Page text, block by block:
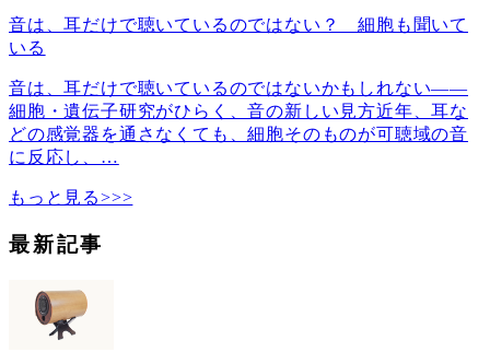
音は、耳だけで聴いているのではない？ 細胞も聞いて
いる
音は、耳だけで聴いているのではないかもしれない――
細胞・遺伝子研究がひらく、音の新しい見方近年、耳な
どの感覚器を通さなくても、細胞そのものが可聴域の音
に反応し、 …
もっと見る>>>
最新記事